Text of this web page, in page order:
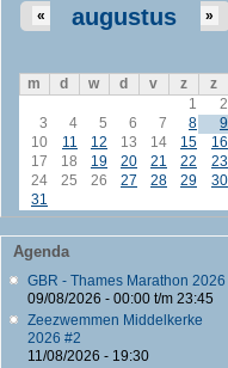
augustus
« »
m d w d v z
z
1
2
3
4 5 6 7 8
9
10
11 12 13 14 15
16
17
18 19 20 21 22
23
24
25 26 27 28 29
30
31
Agenda
GBR - Thames Marathon 2026
09/08/2026 - 00:00t/m 23:45
Zeezwemmen Middelkerke
2026 #2
11/08/2026 - 19:30